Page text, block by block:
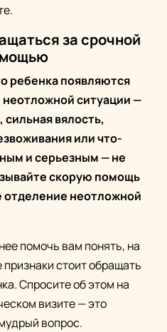
за срочной
ребенка появляются
ситуации —
вялость,
или что-
и серьезным — не
скорую помощь
неотложной
помочь вам понять, на
стоит обращать
Спросите об этом на
визите — это
вопрос.